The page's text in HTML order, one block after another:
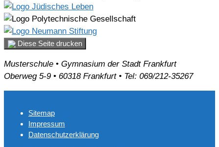
Diese Seite drucken
Musterschule • Gymnasium der Stadt Frankfurt
Oberweg 5-9 • 60318 Frankfurt • Tel: 069/212-35267
Sitemap
Impressum
Datenschutzerklärung